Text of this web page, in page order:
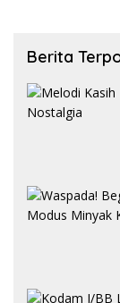
Berita